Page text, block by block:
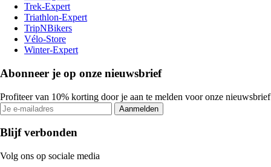
Trek-Expert
Triathlon-Expert
TripNBikers
Vélo-Store
Winter-Expert
Abonneer je op onze nieuwsbrief
Profiteer van 10% korting door je aan te melden voor onze nieuwsbrief
Aanmelden
Blijf verbonden
Volg ons op sociale media